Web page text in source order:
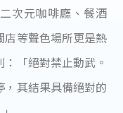
次元咖啡廳、餐酒
等聲色場所更是熱
「絕對禁止動武。
其結果具備絕對的